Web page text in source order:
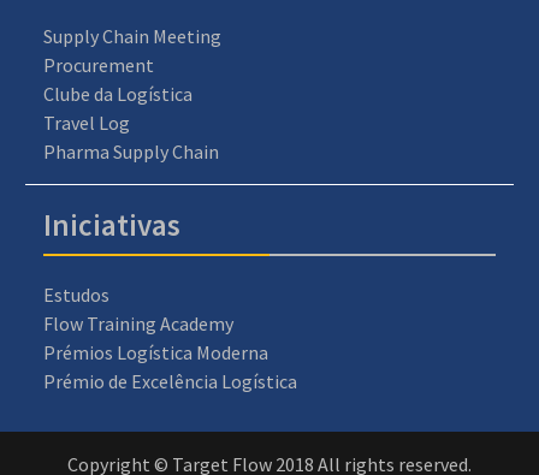
Supply Chain Meeting
Procurement
Clube da Logística
Travel Log
Pharma Supply Chain
Iniciativas
Estudos
Flow Training Academy
Prémios Logística Moderna
Prémio de Excelência Logística
Copyright © Target Flow 2018 All rights reserved.